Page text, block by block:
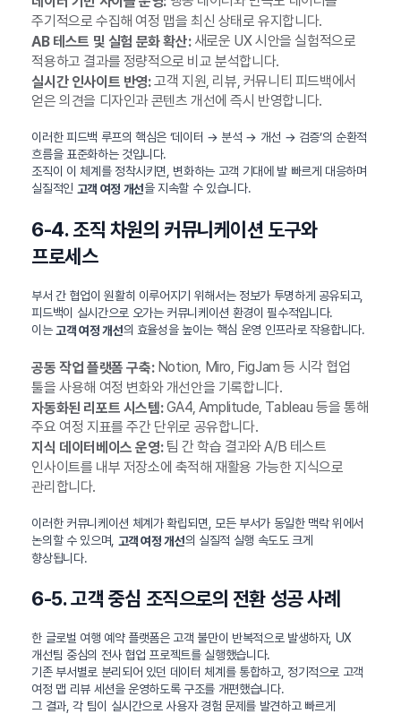
주기적으로 수집해 여정 맵을 최신 상태로 유지합니다.
AB 테스트 및 실험 문화 확산:새로운 UX 시안을 실험적으로
적용하고 결과를 정량적으로 비교 분석합니다.
실시간 인사이트 반영:고객 지원, 리뷰, 커뮤니티 피드백에서
얻은 의견을 디자인과 콘텐츠 개선에 즉시 반영합니다.
이러한 피드백 루프의 핵심은 ‘데이터 → 분석 → 개선 → 검증’의 순환적
흐름을 표준화하는 것입니다.
조직이 이 체계를 정착시키면, 변화하는 고객 기대에 발 빠르게 대응하며
실질적인 고객 여정 개선을 지속할 수 있습니다.
6-4. 조직 차원의 커뮤니케이션 도구와
프로세스
부서 간 협업이 원활히 이루어지기 위해서는 정보가 투명하게 공유되고,
피드백이 실시간으로 오가는 커뮤니케이션 환경이 필수적입니다.
이는 고객 여정 개선의 효율성을 높이는 핵심 운영 인프라로 작용합니다.
공동 작업 플랫폼 구축:Notion, Miro, FigJam 등 시각 협업
툴을 사용해 여정 변화와 개선안을 기록합니다.
자동화된 리포트 시스템:GA4, Amplitude, Tableau 등을 통해
주요 여정 지표를 주간 단위로 공유합니다.
지식 데이터베이스 운영:팀 간 학습 결과와 A/B 테스트
인사이트를 내부 저장소에 축적해 재활용 가능한 지식으로
관리합니다.
이러한 커뮤니케이션 체계가 확립되면, 모든 부서가 동일한 맥락 위에서
논의할 수 있으며, 고객 여정 개선의 실질적 실행 속도도 크게
향상됩니다.
6-5. 고객 중심 조직으로의 전환 성공 사례
한 글로벌 여행 예약 플랫폼은 고객 불만이 반복적으로 발생하자, UX
개선팀 중심의 전사 협업 프로젝트를 실행했습니다.
기존 부서별로 분리되어 있던 데이터 체계를 통합하고, 정기적으로 고객
여정 맵 리뷰 세션을 운영하도록 구조를 개편했습니다.
그 결과, 각 팀이 실시간으로 사용자 경험 문제를 발견하고 빠르게